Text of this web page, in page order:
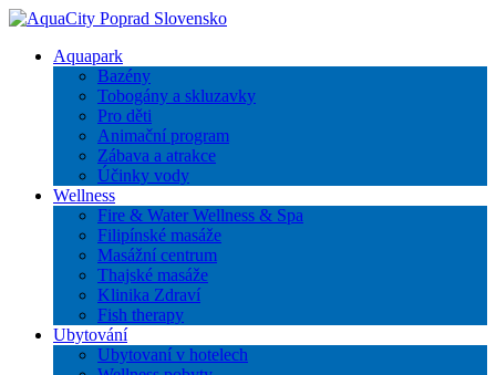
Aquapark
Bazény
Tobogány a skluzavky
Pro děti
Animační program
Zábava a atrakce
Účinky vody
Wellness
Fire & Water Wellness & Spa
Filipínské masáže
Masážní centrum
Thajské masáže
Klinika Zdraví
Fish therapy
Ubytování
Ubytovaní v hotelech